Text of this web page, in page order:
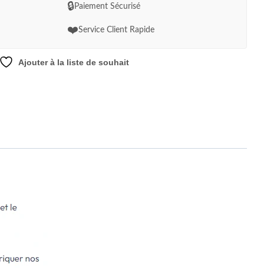
🔒Paiement Sécurisé
❤️Service Client Rapide
Ajouter à la liste de souhait